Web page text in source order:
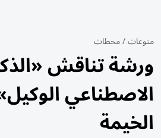
منوعات/محطات
ورشة تناقش
الاصطناعي
الخيمة